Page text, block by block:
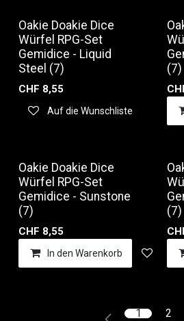
Oakie Doakie Dice
Würfel RPG-Set
Gemidice - Liquid
Steel (7)
CHF 8,55
Auf die Wunschliste
(7)
Oakie Doakie Dice
Würfel RPG-Set
Gemidice - Sunstone
(7)
CHF 8,55
In den Warenkorb Auf
(7)
1 2